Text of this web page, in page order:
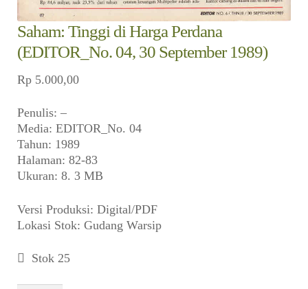
Saham: Tinggi di Harga Perdana
(EDITOR_No. 04, 30 September 1989)
Rp 5.000,00
Penulis: –
Media: EDITOR_No. 04
Tahun: 1989
Halaman: 82-83
Ukuran: 8. 3 MB
Versi Produksi: Digital/PDF
Lokasi Stok: Gudang Warsip
Stok 25